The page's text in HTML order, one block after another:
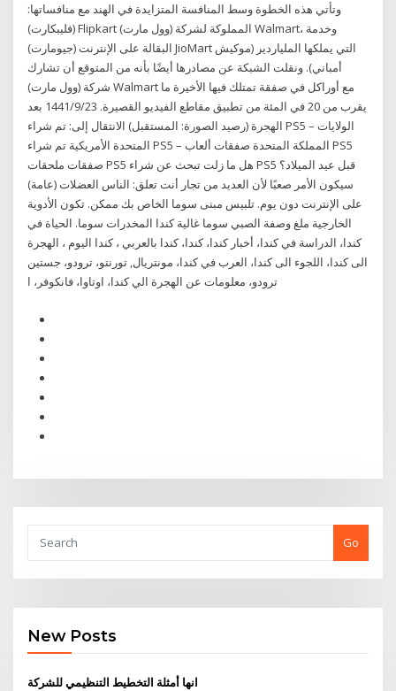
وتأتي هذه الخطوة وسط المنافسة المتزايدة في الهند مع منافساتها:
(فليبكارت) Flipkart المملوكة لشركة (وول مارت) Walmart، وخدمة
البقالة على الإنترنت (جيومارت) JioMart التي يملكها الملياردير (موكيش
أمباني). ونقلت الشبكة عن مصادرها أيضًا بأنه من المتوقع أن تشارك
شركة (وول مارت) Walmart مع أوراكل في صفقة تمتلك فيها الأخيرة ما
يقرب من 20 في المئة من تطبيق مقاطع الفيديو القصيرة. 23‏‏/9‏‏/1441 بعد
الهجرة (رصيد الصورة: المستقبل) الانتقال إلى: تم شراء PS5 – الولايات
المتحدة الأمريكية تم شراء PS5 – المملكة المتحدة صفقات ألعاب PS5
صفقات ملحقات PS5 هل ما زلت تبحث عن شراء PS5 قبل عيد الميلاد؟
سيكون الأمر صعبًا لأن العديد من تجار أنت تعلق: الناس العضلات (عامة)
على الإنترنت دون يوم. تلبيس مبنى سوما الخاص بك ممكن. تكون الأدوية
الخارجية ملغ وصفة الصبي سوما غالية كندا المخدرات سوما. الحياة في
كندا، الدراسة في كندا، أخبار كندا، كندا، كندا بالعربي ، كندا اليوم ، الهجرة
الى كندا، ‏‏اللجوء الى كندا،‏ العرب في كندا، مونتريال, تورنتو، ترودو، جستين
ترودو، معلومات عن الهجرة الي كندا، اوتاوا، فانكوفر، ا
Go
New Posts
انها أمثلة التخطيط التنظيمي للشركة